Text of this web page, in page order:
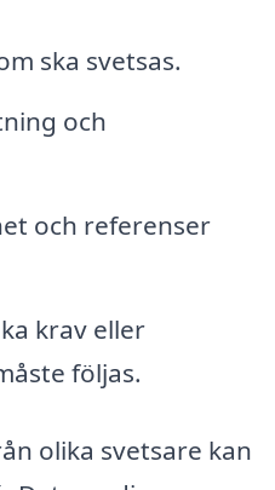
ska svetsas.
och
och referenser
krav eller
följas.
olika svetsare kan